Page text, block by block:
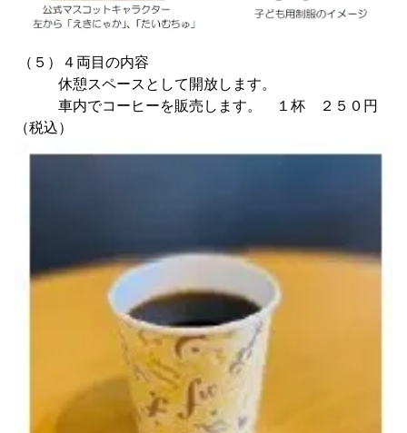
（５）４両目の内容
休憩スペースとして開放します。
車内でコーヒーを販売します。 １杯 ２５０円
（税込）